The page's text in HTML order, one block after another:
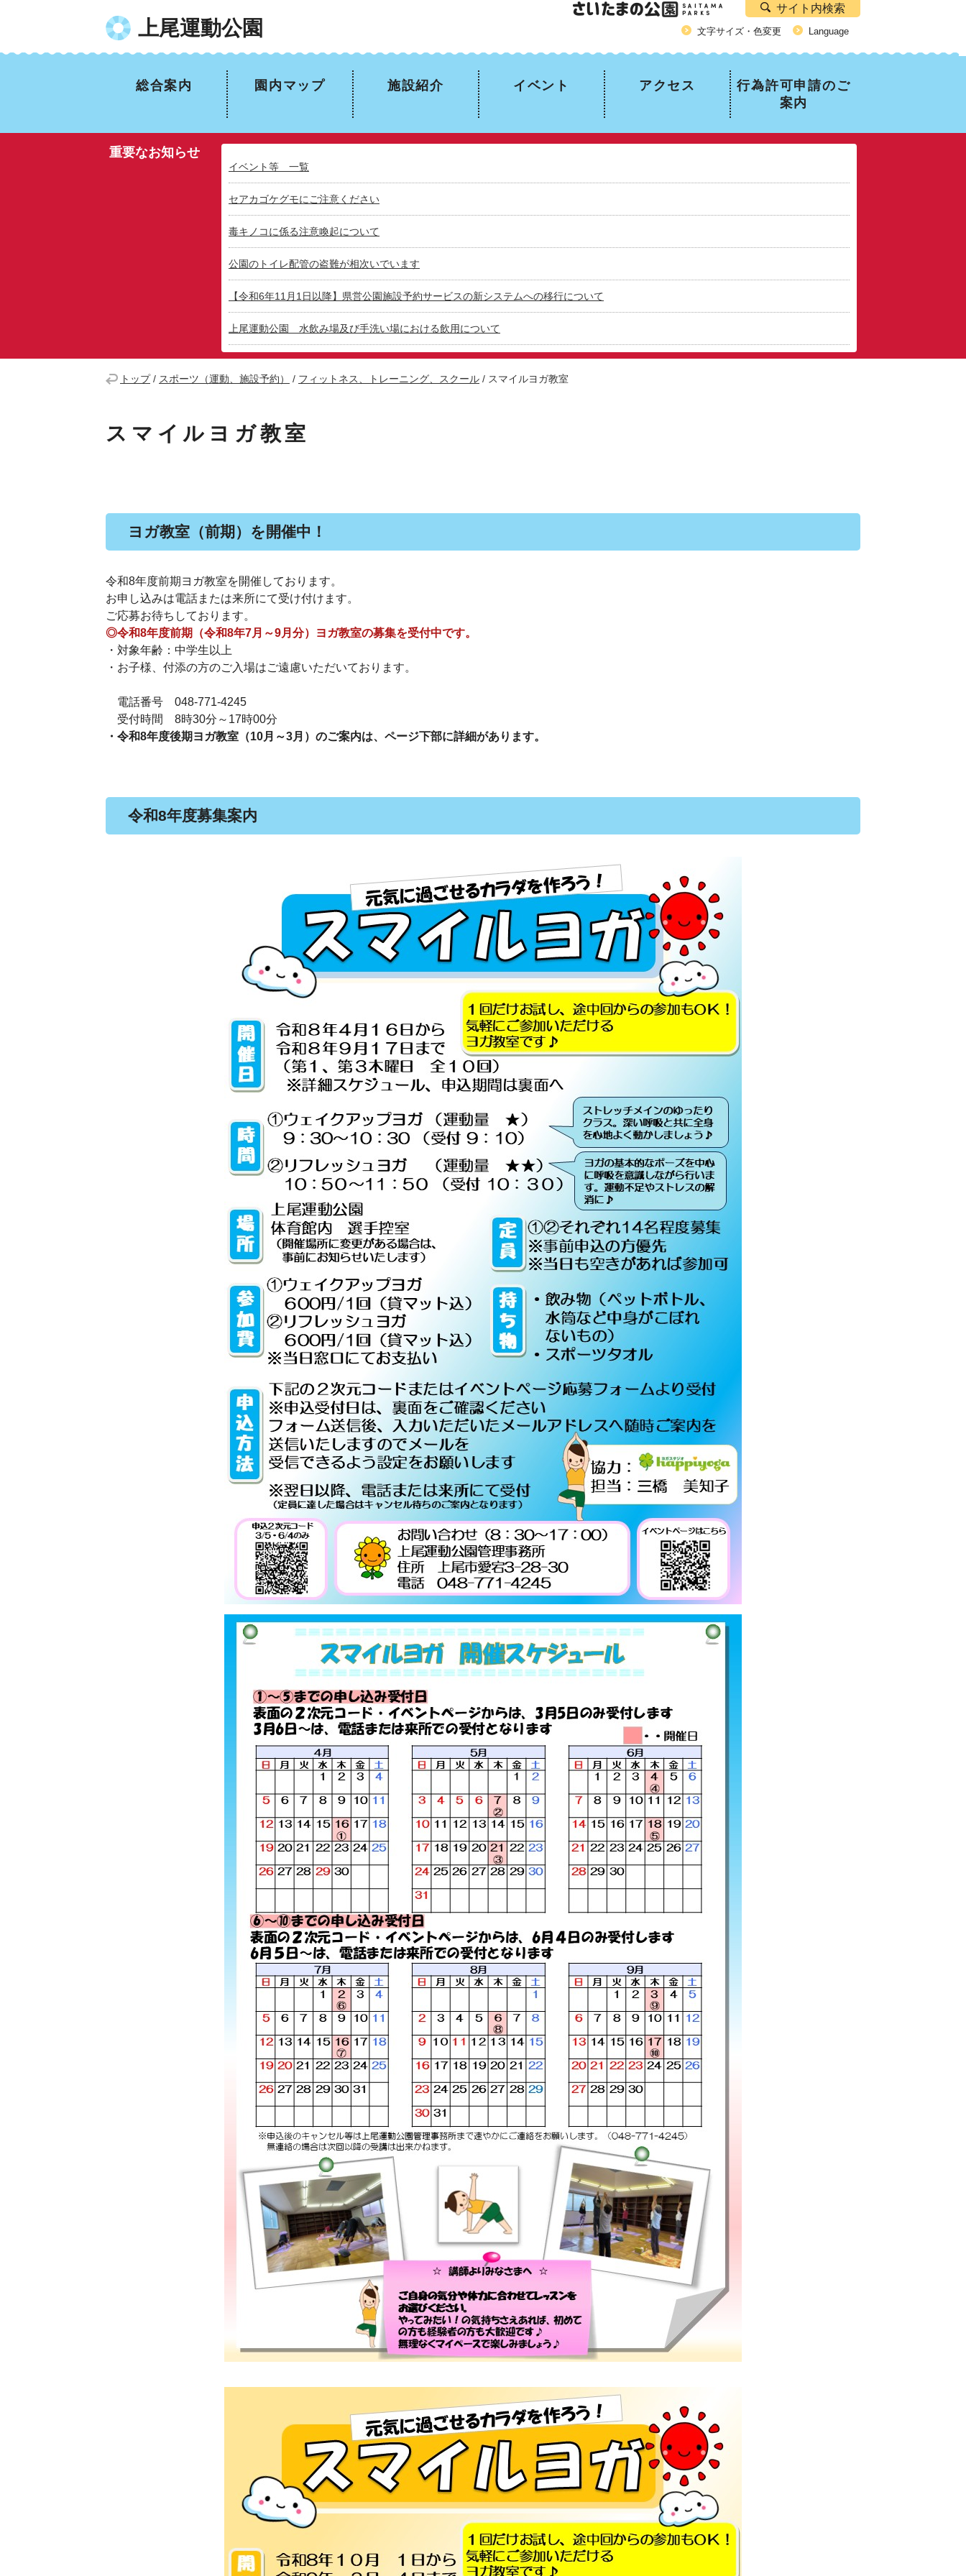
上尾運動公園
サイト内検索
文字サイズ・色変更 Language
総合案内 園内マップ 施設紹介 イベント アクセス
行為許可申請のご
案内
重要なお知らせ
イベント等 一覧
セアカゴケグモにご注意ください
毒キノコに係る注意喚起について
公園のトイレ配管の盗難が相次いでいます
【令和6年11月1日以降】県営公園施設予約サービスの新システムへの移行について
上尾運動公園 水飲み場及び手洗い場における飲用について
トップ/ スポーツ（運動、施設予約） / フィットネス、トレーニング、スクール / スマイルヨガ教室
スマイルヨガ教室
ヨガ教室（前期）を開催中！
令和8年度前期ヨガ教室を開催しております。
お申し込みは電話または来所にて受け付けます。
ご応募お待ちしております。
◎令和8年度前期（令和8年7月～9月分）ヨガ教室の募集を受付中です。
・対象年齢：中学生以上
・お子様、付添の方のご入場はご遠慮いただいております。
電話番号 048-771-4245
受付時間 8時30分～17時00分
・令和8年度後期ヨガ教室（10月～3月）のご案内は、ページ下部に詳細があります。
令和8年度募集案内